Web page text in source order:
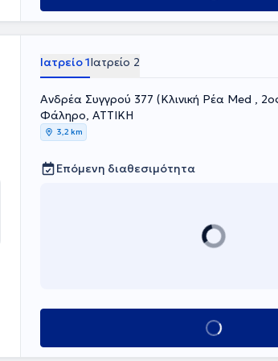
Ιατρείο 1Ιατρείο 2
Ανδρέα Συγγρού 377 (Κλινική Ρέα Med ,
Φάληρο, ΑΤΤΙΚΗ
3,2 km
Επόμενη διαθεσιμότητα
Κλείσε ραντεβού